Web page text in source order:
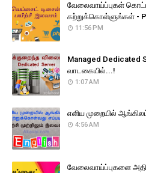
வேலைவாய்ப்புகள்
கற்றுக்கொள்ளுங்கள் -
11:56 PM
Managed Dedicated
வாடகையில்...!
1:07 AM
எளிய முறையில்
4:56 AM
வேலைவாய்ப்புகளை